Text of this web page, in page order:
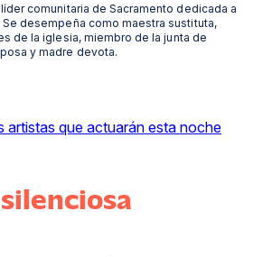
comunitaria de Sacramento dedicada a
desempeña como maestra sustituta,
de la iglesia, miembro de la junta de
y madre devota.
artistas que actuarán esta noche